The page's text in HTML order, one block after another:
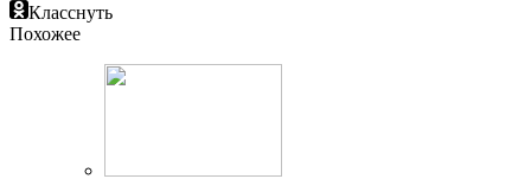
Класснуть
Похожее